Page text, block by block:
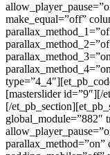
make_equal=”off”
[masterslider id=”9″][/
[/
global_module=”882″